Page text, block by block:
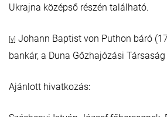
Ukrajna középső részén található.
[v] Johann Baptist von Puthon báró
bankár, a Duna Gőzhajózási
Ajánlott hivatkozás: